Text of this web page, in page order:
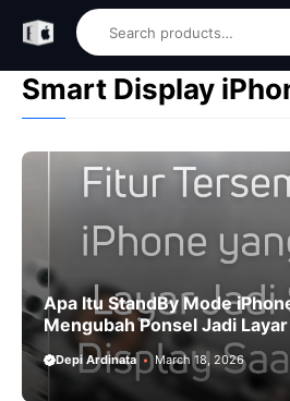
content
Smart Display
Apa Itu StandBy Mode
Mengubah Ponsel Jadi
Depi Ardinata March 18, 2026